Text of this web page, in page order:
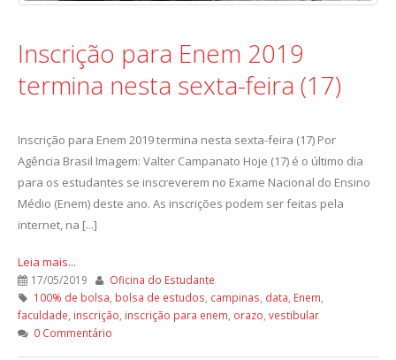
Inscrição para Enem 2019
termina nesta sexta-feira (17)
Inscrição para Enem 2019 termina nesta sexta-feira (17) Por
Agência Brasil Imagem: Valter Campanato Hoje (17) é o último dia
para os estudantes se inscreverem no Exame Nacional do Ensino
Médio (Enem) deste ano. As inscrições podem ser feitas pela
internet, na [...]
Leia mais...
17/05/2019
Oficina do Estudante
100% de bolsa bolsa de estudos campinas data Enem
faculdade inscrição inscrição para enem orazo vestibular
0 Commentário